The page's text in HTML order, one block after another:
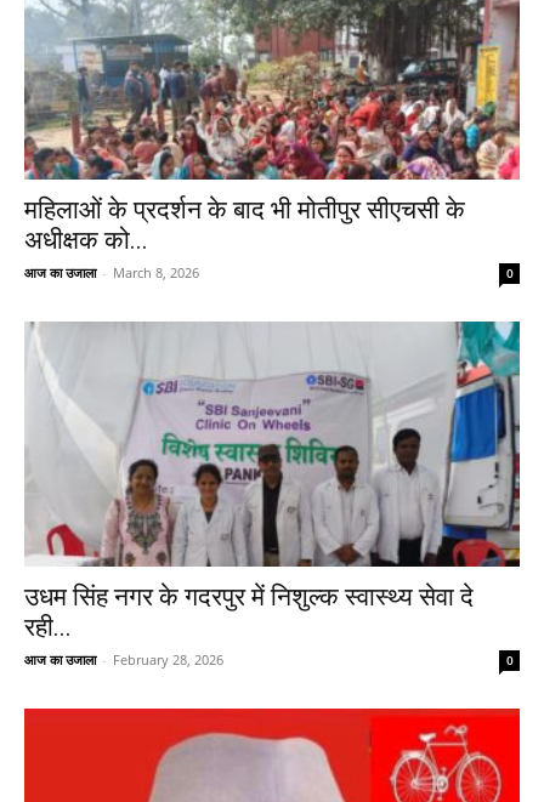
महिलाओं के प्रदर्शन के बाद भी मोतीपुर सीएचसी के
अधीक्षक को...
आज का उजाला - March 8, 2026 0
उधम सिंह नगर के गदरपुर में निशुल्क स्वास्थ्य सेवा दे
रही...
आज का उजाला - February 28, 2026 0